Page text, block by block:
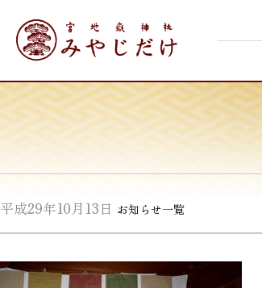
content
平成29年10月13日 お知らせ一覧